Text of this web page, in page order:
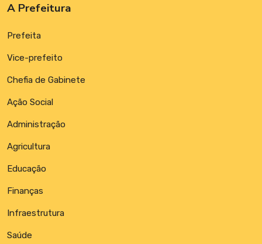
A Prefeitura
Prefeita
Vice-prefeito
Chefia de Gabinete
Ação Social
Administração
Agricultura
Educação
Finanças
Infraestrutura
Saúde